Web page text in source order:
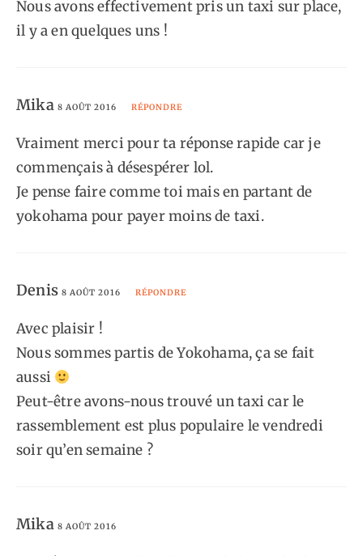
Nous avons effectivement pris un taxi sur place,
il y a en quelques uns !
Mika 8 AOÛT 2016 RÉPONDRE
Vraiment merci pour ta réponse rapide car je
commençais à désespérer lol.
Je pense faire comme toi mais en partant de
yokohama pour payer moins de taxi.
Denis8 AOÛT 2016 RÉPONDRE
Avec plaisir !
Nous sommes partis de Yokohama, ça se fait
aussi
Peut-être avons-nous trouvé un taxi car le
rassemblement est plus populaire le vendredi
soir qu’en semaine ?
Mika 8 AOÛT 2016